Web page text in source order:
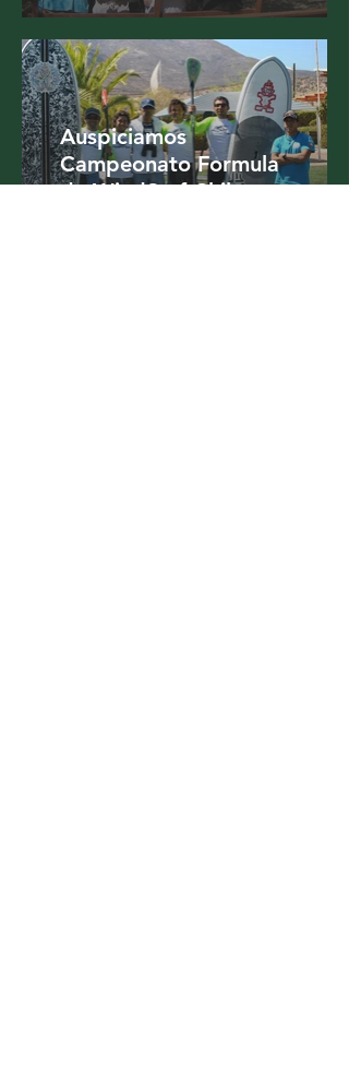
Auspiciamos
Campeonato Formula
de WindSurf Chile